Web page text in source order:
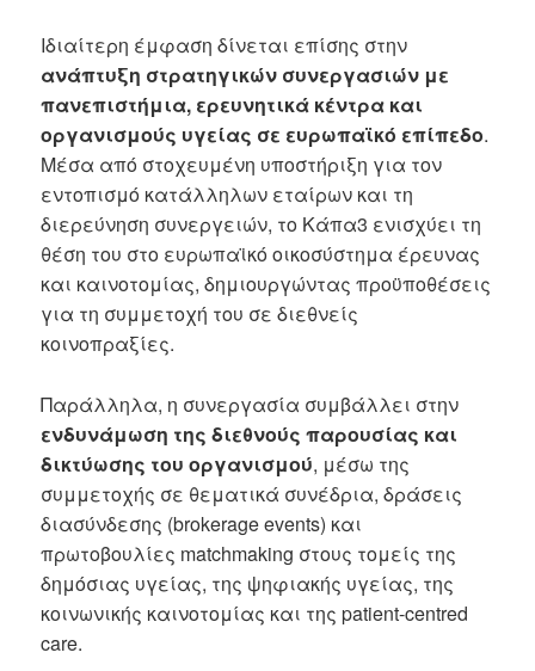
Ιδιαίτερη έμφαση δίνεται επίσης στην
ανάπτυξη στρατηγικών συνεργασιών με
πανεπιστήμια, ερευνητικά κέντρα και
οργανισμούς υγείας σε ευρωπαϊκό επίπεδο.
Μέσα από στοχευμένη υποστήριξη για τον
εντοπισμό κατάλληλων εταίρων και τη
διερεύνηση συνεργειών, το Κάπα3 ενισχύει τη
θέση του στο ευρωπαϊκό οικοσύστημα έρευνας
και καινοτομίας, δημιουργώντας προϋποθέσεις
για τη συμμετοχή του σε διεθνείς
κοινοπραξίες.
Παράλληλα, η συνεργασία συμβάλλει στην
ενδυνάμωση της διεθνούς παρουσίας και
δικτύωσης του οργανισμού, μέσω της
συμμετοχής σε θεματικά συνέδρια, δράσεις
διασύνδεσης (brokerage events) και
πρωτοβουλίες matchmaking στους τομείς της
δημόσιας υγείας, της ψηφιακής υγείας, της
κοινωνικής καινοτομίας και της patient-centred
care.